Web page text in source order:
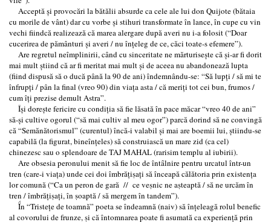
Acceptă şi provocări la bătălii absurde ca cele ale lui don Quijote (bătaia
cu morile de vânt) dar cu vorbe şi stihuri transformate în lance, în cupe cu vin
vechi fiindcă realizează că marea alergare după averi nu i-a folosit (“Doar
cucerirea de pământuri şi averi / nu înţeleg de ce, căci toate-s efemere”).
Are regretul neîmplinirii, când cu sinceritate ne mărturiseşte că şi-ar fi dorit
mai mult ştiind că ar fi meritat mai mult şi de aceea nu abandonează lupta
(fiind dispusă să o ducă până la 90 de ani) îndemnându-se: “Să lupţi / să mi te
înfrupţi / pân la final (vreo 90) din viaţa asta / că meriţi tot cei bun, frumos /
cum îţi prezise demult Astra”.
Îşi doreşte fericire cu condiţia să fie lăsată în pace măcar “vreo 40 de ani”
să-şi cultive ogorul (“să mai cultiv al meu ogor”) parcă dorind să ne convingă
că “Semănătorismul” (curentul) încă-i valabil şi mai are boemii lui, ştiindu-se
capabilă (la figurat, bineînţeles) să construiască un mare zid (ca cel)
chinezesc sau o splendoare de TAJ MAHAL (rarisim templu al iubirii).
Are obsesia peronului menit să fie loc de întȃlnire pentru urcatul într-un
tren (care-i viaţa) unde cei doi îmbrăţiṣaţi să înceapă călătoria prin existenţa
lor comună (“Ca un peron de gară // ce veṣnic ne aṣteaptă / să ne urcăm în
tren / îmbrăţiṣaţi, în ṣoaptă / să mergem în tandem”).
Ḯn “Tristeţe de toamnă” poeta se îndeamnă (naiv) să înţeleagă rolul benefic
al covorului de frunze, ṣi că întomnarea poate fi asumată ca experienţă prin